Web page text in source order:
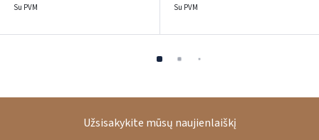
Su PVM Su PVM
Užsisakykite mūsų naujienlaiškį